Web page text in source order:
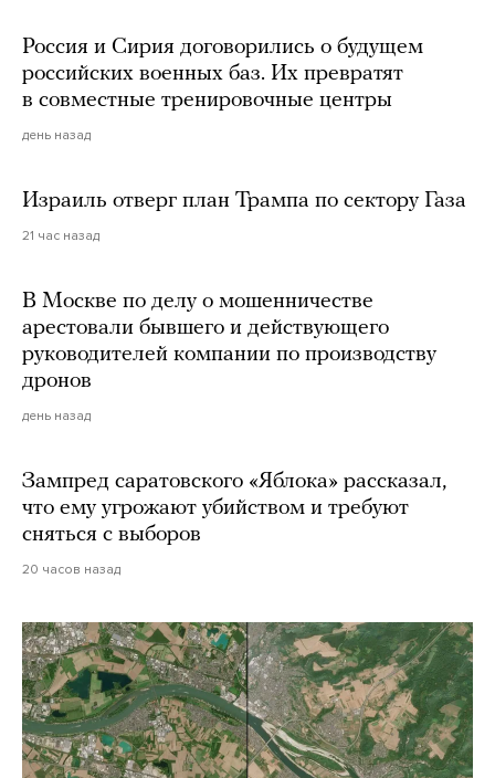
Россия и Сирия договорились о будущем
российских военных баз. Их превратят
в совместные тренировочные центры
день назад
Израиль отверг план Трампа по сектору Газа
21 час назад
В Москве по делу о мошенничестве
арестовали бывшего и действующего
руководителей компании по производству
дронов
день назад
Зампред саратовского «Яблока» рассказал,
что ему угрожают убийством и требуют
сняться с выборов
20 часов назад